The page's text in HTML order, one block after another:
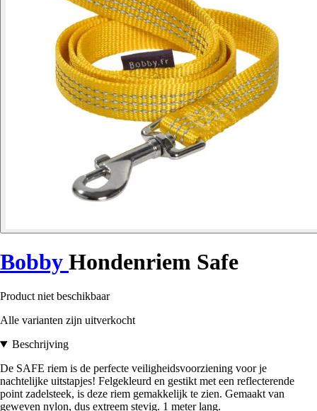
Bobby Hondenriem Safe
Product niet beschikbaar
Alle varianten zijn uitverkocht
Beschrijving
De SAFE riem is de perfecte veiligheidsvoorziening voor je
nachtelijke uitstapjes! Felgekleurd en gestikt met een reflecterende
point zadelsteek, is deze riem gemakkelijk te zien. Gemaakt van
geweven nylon, dus extreem stevig. 1 meter lang.